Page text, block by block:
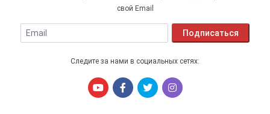
свой Email
Email Подписаться
Следите за нами в социальных сетях: